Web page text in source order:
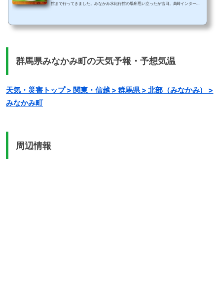
館まで行ってきました。みなかみ水紀行館の場所思い立ったが吉日。高崎インターか
らいあるので、隣の人を気にせず楽しめますよ。 あわせて読みたい。水の故郷ふ
群馬県みなかみ町の天気予報・予想気温
天気・災害トップ > 関東・信越 > 群馬県 > 北部（みなかみ） >
みなかみ町
周辺情報